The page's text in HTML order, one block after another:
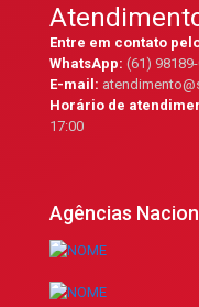
Entre em contato
WhatsApp: (61)
E-mail:
Horário de
17:00
Agências